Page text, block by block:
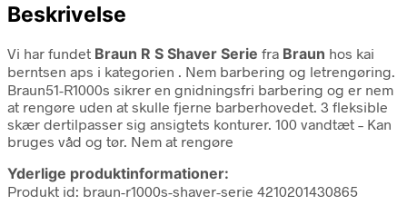
Beskrivelse
Vi har fundet Braun R S Shaver Serie fra Braun hos kai
berntsen aps i kategorien . Nem barbering og letrengøring.
Braun51-R1000s sikrer en gnidningsfri barbering og er nem
at rengøre uden at skulle fjerne barberhovedet. 3 fleksible
skær dertilpasser sig ansigtets konturer. 100 vandtæt – Kan
bruges våd og tør. Nem at rengøre
Yderlige produktinformationer:
Produkt id: braun-r1000s-shaver-serie 4210201430865